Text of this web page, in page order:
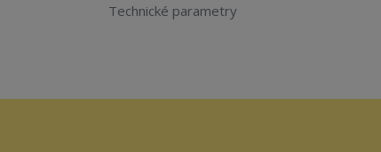
Technické parametry